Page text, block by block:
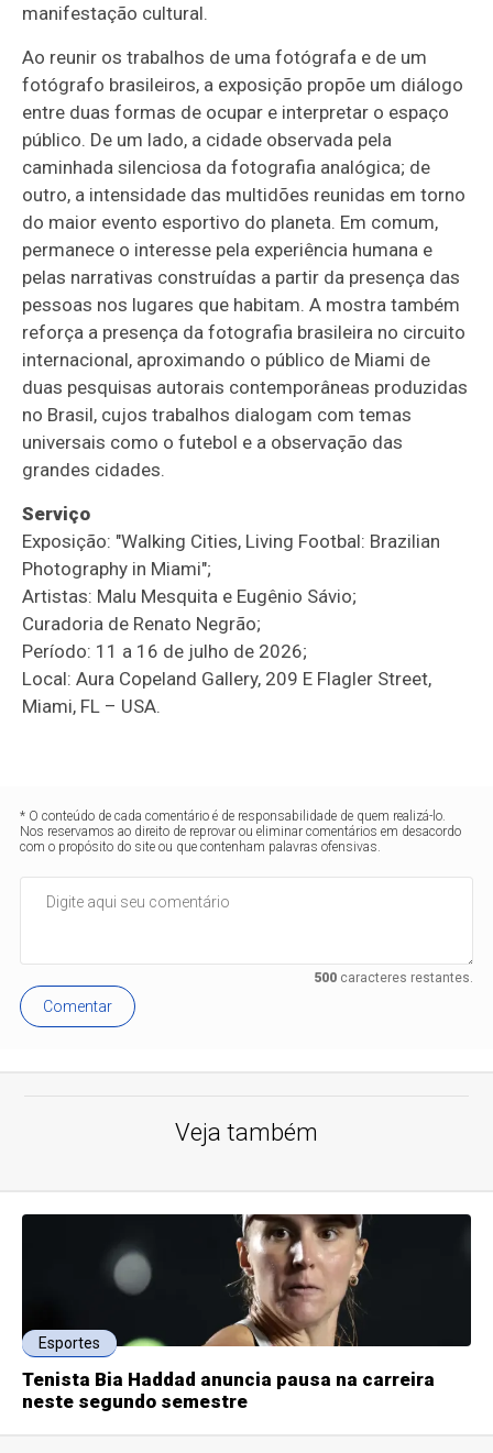
manifestação cultural.
Ao reunir os trabalhos de uma fotógrafa e de um
fotógrafo brasileiros, a exposição propõe um diálogo
entre duas formas de ocupar e interpretar o espaço
público. De um lado, a cidade observada pela
caminhada silenciosa da fotografia analógica; de
outro, a intensidade das multidões reunidas em torno
do maior evento esportivo do planeta. Em comum,
permanece o interesse pela experiência humana e
pelas narrativas construídas a partir da presença das
pessoas nos lugares que habitam. A mostra também
reforça a presença da fotografia brasileira no circuito
internacional, aproximando o público de Miami de
duas pesquisas autorais contemporâneas produzidas
no Brasil, cujos trabalhos dialogam com temas
universais como o futebol e a observação das
grandes cidades.
Serviço
Exposição: "Walking Cities, Living Footbal: Brazilian
Photography in Miami";
Artistas: Malu Mesquita e Eugênio Sávio;
Curadoria de Renato Negrão;
Período: 11 a 16 de julho de 2026;
Local: Aura Copeland Gallery, 209 E Flagler Street,
Miami, FL – USA.
* O conteúdo de cada comentário é de responsabilidade de quem realizá-lo.
Nos reservamos ao direito de reprovar ou eliminar comentários em desacordo
com o propósito do site ou que contenham palavras ofensivas.
500caracteres restantes.
Comentar
Veja também
Esportes
Tenista Bia Haddad anuncia pausa na carreira
neste segundo semestre